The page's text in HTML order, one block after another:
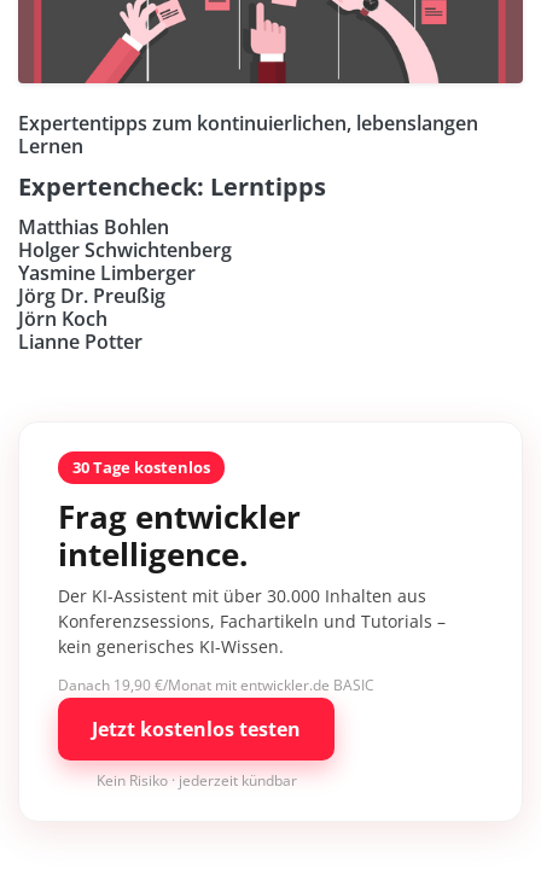
Expertentipps zum kontinuierlichen, lebenslangen
Lernen
Expertencheck: Lerntipps
Matthias Bohlen
Holger Schwichtenberg
Yasmine Limberger
Jörg Dr. Preußig
Jörn Koch
Lianne Potter
30 Tage kostenlos
Frag entwickler
intelligence.
Der KI-Assistent mit über 30.000 Inhalten aus
Konferenzsessions, Fachartikeln und Tutorials –
kein generisches KI-Wissen.
Danach 19,90 €/Monat mit entwickler.de BASIC
Jetzt kostenlos testen
Kein Risiko · jederzeit kündbar